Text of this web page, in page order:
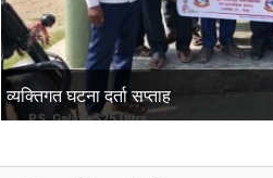
व्यक्तिगत घटना दर्ता सप्ताह
सुरक्षित आप्रवासन (सामी) कार्यक्रम
" बिश्व क्षयरोग दिवस "
नवौ नगर सभा